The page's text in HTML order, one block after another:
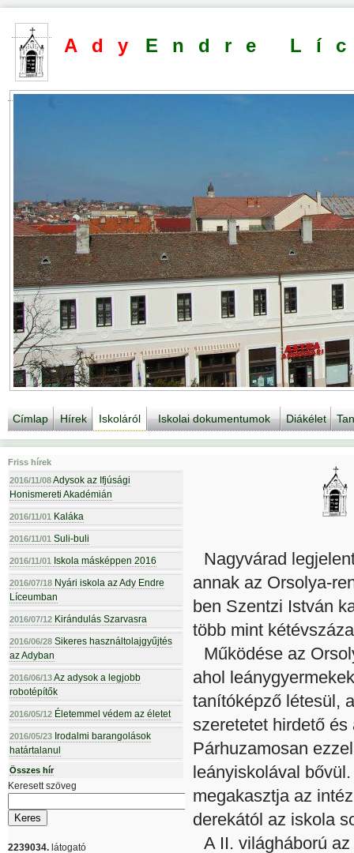
Ady Endre
Címlap Hírek Iskoláról Iskolai dokumentumok Diákélet
Friss hírek
2016/11/08Adysok az Ifjúsági
Honismereti Akadémián
2016/11/01 Kaláka
2016/11/01 Suli-buli
2016/11/01 Iskola másképpen 2016
2016/07/18 Nyári iskola az Ady Endre
Líceumban
2016/07/12 Kirándulás Szarvasra
2016/06/28 Sikeres használtolajgyűjtés
az Adyban
2016/06/13Az adysok a legjobb
robotépítők
2016/05/12 Életemmel védem az életet
2016/05/23 Irodalmi barangolások
határtalanul
Összes hír
Keresett szöveg
2239034. látogató
Nagyvárad
annak az Orsolya-
ben Szentzi István
több mint
Működése az
ahol
tanítóképző létesül,
szeretetet hirdető
Párhuzamosan
leányiskolával
megakasztja az
derekától az iskola
A II. világháború